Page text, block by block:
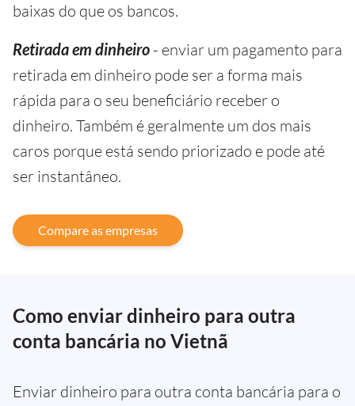
baixas do que os bancos.
Retirada em dinheiro - enviar um pagamento para
retirada em dinheiro pode ser a forma mais
rápida para o seu beneficiário receber o
dinheiro. Também é geralmente um dos mais
caros porque está sendo priorizado e pode até
ser instantâneo.
Compare as empresas
Como enviar dinheiro para outra
conta bancária no Vietnã
Enviar dinheiro para outra conta bancária para o